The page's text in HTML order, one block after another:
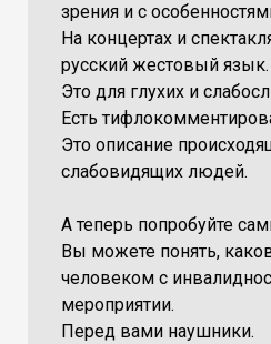
зрения и с
На концертах и
русский жестовый язык.
Это для глухих и
Есть
Это описание
слабовидящих людей.
А теперь попробуйте
Вы можете понять,
человеком с
мероприятии.
Перед вами наушники.